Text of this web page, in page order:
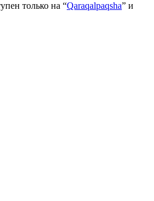
только на “Qaraqalpaqsha” и